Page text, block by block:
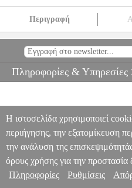
Περιγραφή
ΛΕΥΚΟΣ PER.222270
ΔΙΑΚΟΠΤΗΣ 2
Πληροφορίες & Υπηρεσίες
Η ιστοσελίδα χρησιμοποιεί
περιήγησης, την εξατομίκευση
την ανάλυση της
όρους χρήσης για την
Πληροφορίες
Ρυθμίσεις